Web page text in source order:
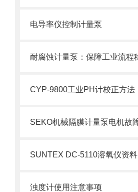
电导率仪控制计量泵
CYP-9800工业PH计校正方法
SUNTEX DC-5110溶氧仪资料
浊度计使用注意事项